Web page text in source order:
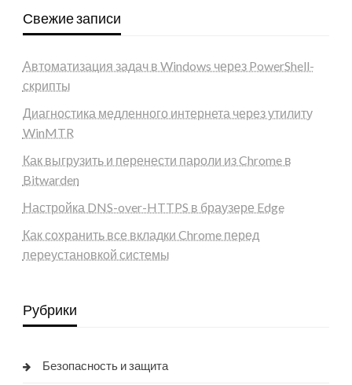
Свежие записи
Автоматизация задач в Windows через PowerShell-
скрипты
Диагностика медленного интернета через утилиту
WinMTR
Как выгрузить и перенести пароли из Chrome в
Bitwarden
Настройка DNS-over-HTTPS в браузере Edge
Как сохранить все вкладки Chrome перед
переустановкой системы
Рубрики
Безопасность и защита